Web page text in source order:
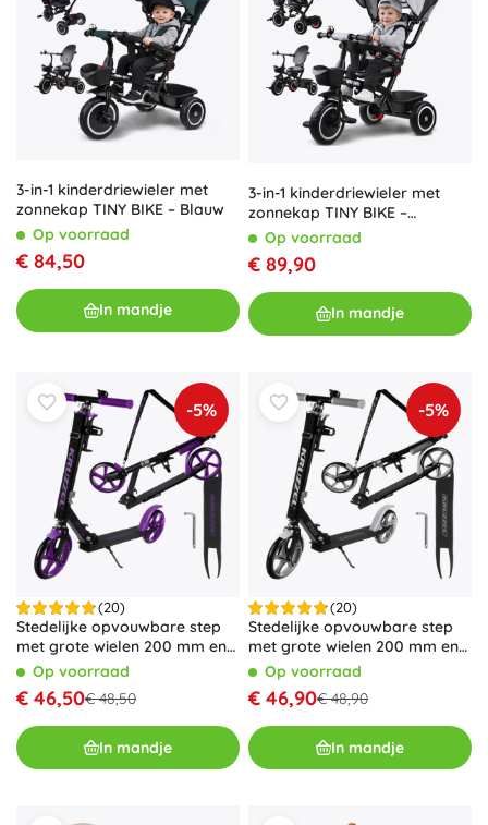
3-in-1 kinderdriewieler met
zonnekap TINY BIKE – Blauw
Op voorraad
€ 84,50
In mandje
3-in-1 kinderdriewieler met
zonnekap TINY BIKE –
Draaibaar
Op voorraad
€ 89,90
In mandje
-5%
(20)
Stedelijke opvouwbare step
met grote wielen 200 mm en
voetrem – Paars
Op voorraad
€ 46,50€ 48,50
In mandje
-5%
(20)
Stedelijke opvouwbare step
met grote wielen 200 mm en
voetrem – Grijs
Op voorraad
€ 46,90€ 48,90
In mandje